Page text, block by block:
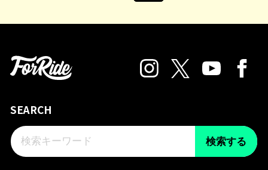
SEARCH
検索する